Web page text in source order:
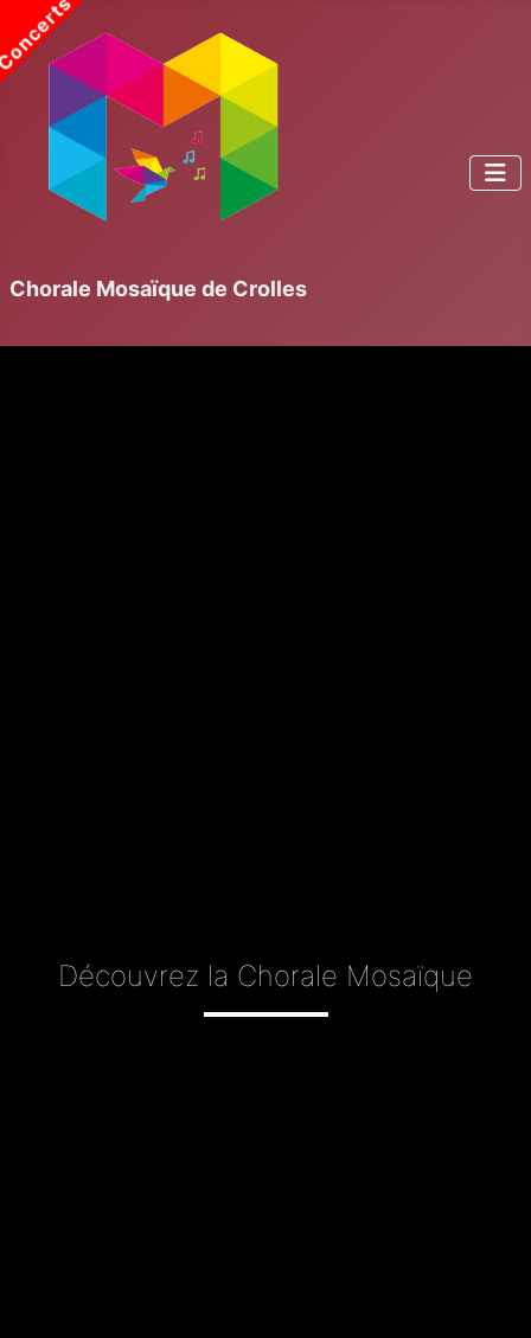
Chorale Mosaïque de Crolles
Découvrez la Chorale Mosaïque